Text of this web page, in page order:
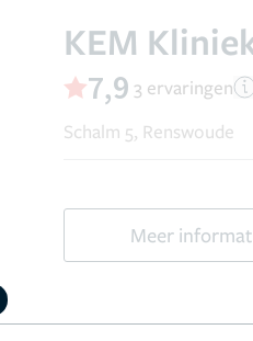
KEM
7,9 3 ervaringen
Schalm 5, Renswoude
Meer